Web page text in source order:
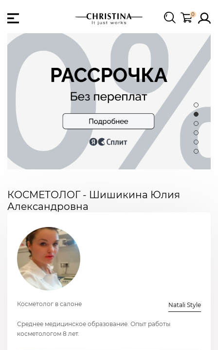
0
КОСМЕТОЛОГ - Шишикина Юлия
Александровна
Косметолог в салоне Natali Style
Среднее медицинское образование. Опыт работы
косметологом 8 лет.